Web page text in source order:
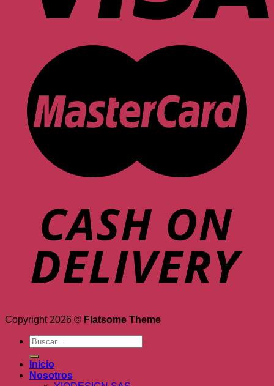
Copyright 2026 © Flatsome Theme
Buscar
por:
Inicio
Nosotros